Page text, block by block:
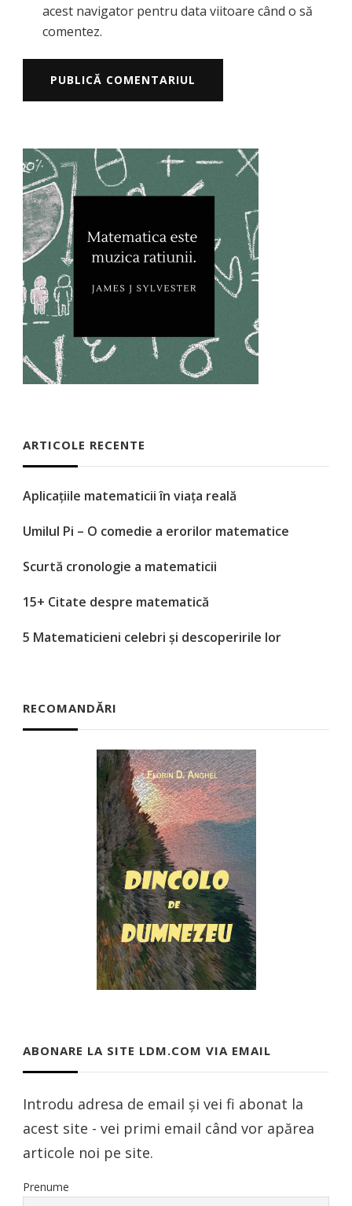
acest navigator pentru data viitoare când o să
comentez.
ARTICOLE RECENTE
Aplicațiile matematicii în viața reală
Umilul Pi – O comedie a erorilor matematice
Scurtă cronologie a matematicii
15+ Citate despre matematică
5 Matematicieni celebri și descoperirile lor
RECOMANDĂRI
ABONARE LA SITE LDM.COM VIA EMAIL
Introdu adresa de email și vei fi abonat la
acest site - vei primi email când vor apărea
articole noi pe site.
Prenume